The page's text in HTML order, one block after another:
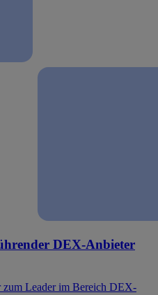
DEX-Anbieter
Leader im Bereich DEX-